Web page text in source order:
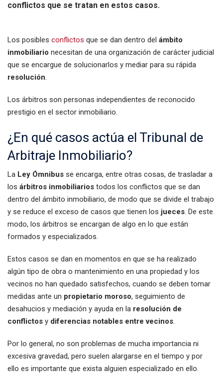
conflictos que se tratan en estos casos.
Los posibles conflictos que se dan dentro del ámbito
inmobiliario necesitan de una organización de carácter judicial
que se encargue de solucionarlos y mediar para su rápida
resolución.
Los árbitros son personas independientes de reconocido
prestigio en el sector inmobiliario.
¿En qué casos actúa el Tribunal de
Arbitraje Inmobiliario?
La Ley Ómnibus se encarga, entre otras cosas, de trasladar a
los árbitros inmobiliarios todos los conflictos que se dan
dentro del ámbito inmobiliario, de modo que se divide el trabajo
y se reduce el exceso de casos que tienen los jueces. De este
modo, los árbitros se encargan de algo en lo que están
formados y especializados.
Estos casos se dan en momentos en que se ha realizado
algún tipo de obra o mantenimiento en una propiedad y los
vecinos no han quedado satisfechos, cuando se deben tomar
medidas ante un propietario moroso, seguimiento de
desahucios y mediación y ayuda en la resolución de
conflictos y diferencias notables entre vecinos.
Por lo general, no son problemas de mucha importancia ni
excesiva gravedad, pero suelen alargarse en el tiempo y por
ello es importante que exista alguien especializado en ello.